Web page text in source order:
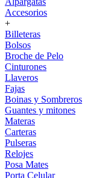
Accesorios
+
Billeteras
Bolsos
Broche de Pelo
Cinturones
Llaveros
Fajas
Boinas y Sombreros
Guantes y mitones
Materas
Carteras
Pulseras
Relojes
Posa Mates
Porta Celular